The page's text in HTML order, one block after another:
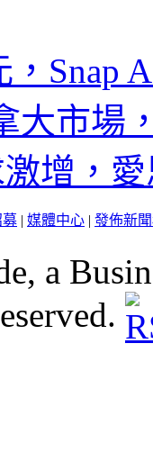
，Snap
大市場
增，
募 | 媒體中心 | 發佈新
a